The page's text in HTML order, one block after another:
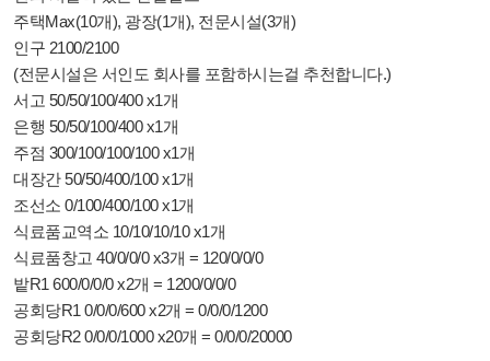
주택Max(10개), 광장(1개), 전문시설(3개)
인구 2100/2100
(전문시설은 서인도 회사를 포함하시는걸 추천합니다.)
서고 50/50/100/400 x1개
은행 50/50/100/400 x1개
주점 300/100/100/100 x1개
대장간 50/50/400/100 x1개
조선소 0/100/400/100 x1개
식료품교역소 10/10/10/10 x1개
식료품창고 40/0/0/0 x3개 = 120/0/0/0
밭R1 600/0/0/0 x2개 = 1200/0/0/0
공회당R1 0/0/0/600 x2개 = 0/0/0/1200
공회당R2 0/0/0/1000 x20개 = 0/0/0/20000